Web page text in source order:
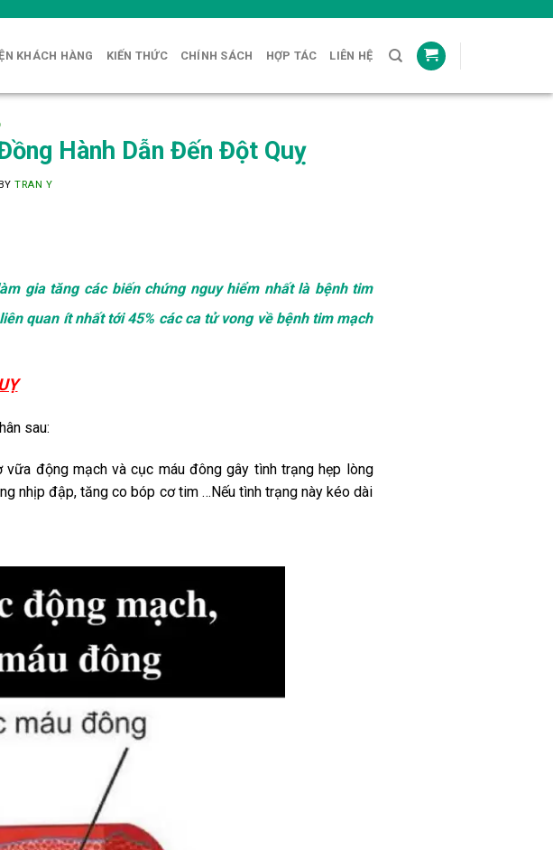
KHÁCH HÀNG KIẾN THỨC CHÍNH SÁCH HỢP TÁC LIÊN HỆ
Hành Dẫn Đến Đột Quỵ
BYTRAN Y
gia tăng các biến chứng nguy hiểm nhất là bệnh tim
quan ít nhất tới 45% các ca tử vong về bệnh tim mạch
sau:
động mạch và cục máu đông gây tình trạng hẹp lòng
nhịp đập, tăng co bóp cơ tim …Nếu tình trạng này kéo dài